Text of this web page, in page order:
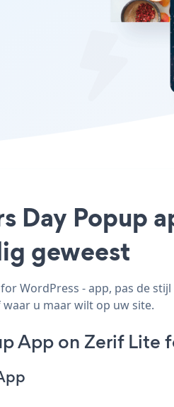
Day Popup
geweest
WordPress - app, pas de
u maar wilt op uw site.
App on Zerif Lite